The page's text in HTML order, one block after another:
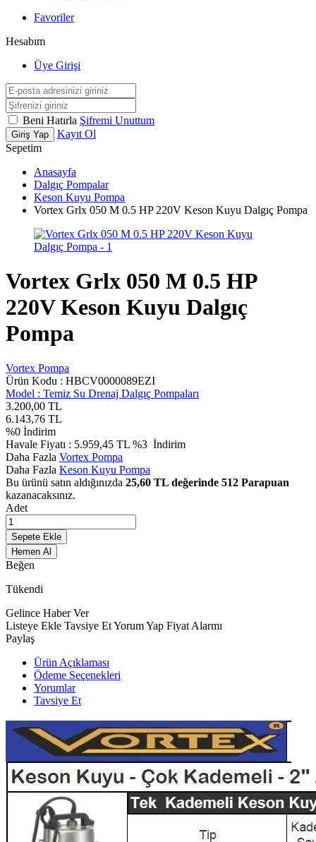
Favoriler
Hesabım
Üye Girişi
Beni Hatırla Şifremi Unuttum
Giriş Yap
Kayıt Ol
Sepetim
Anasayfa
Dalgıç Pompalar
Keson Kuyu Pompa
Vortex Grlx 050 M 0.5 HP 220V Keson Kuyu Dalgıç Pompa
Vortex Grlx 050 M 0.5 HP
220V Keson Kuyu Dalgıç
Pompa
Vortex Pompa
Ürün Kodu : HBCV0000089EZI
Model : Temiz Su Drenaj Dalgıç Pompaları
3.200,00 TL
6.143,76 TL
%0 İndirim
Havale Fiyatı : 5.959,45 TL %3 İndirim
Daha Fazla Vortex Pompa
Daha Fazla Keson Kuyu Pompa
Bu ürünü satın aldığınızda 25,60 TL değerinde 512 Parapuan
kazanacaksınız.
Adet
Sepete Ekle
Hemen Al
Beğen
Tükendi
Gelince Haber Ver
Listeye Ekle Tavsiye EtYorum Yap Fiyat Alarmı
Paylaş
Ürün Açıklaması
Ödeme Seçenekleri
Yorumlar
Tavsiye Et